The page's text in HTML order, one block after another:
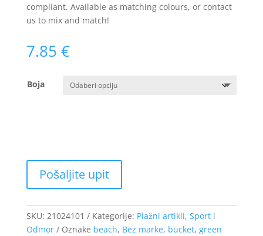
compliant. Available as matching colours, or contact
us to mix and match!
7.85 €
Boja
SKU: 21024101 Kategorije: Plažni artikli, Sport i
Odmor
Oznake beach, Bez marke, bucket, green